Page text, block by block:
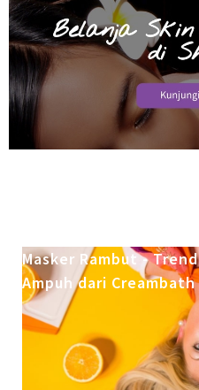
Masker Rambut -
Ampuh dari Creambath